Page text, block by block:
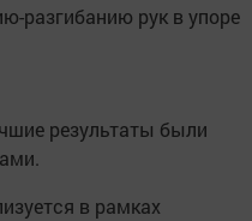
разгибанию рук в упоре
результаты были
в рамках